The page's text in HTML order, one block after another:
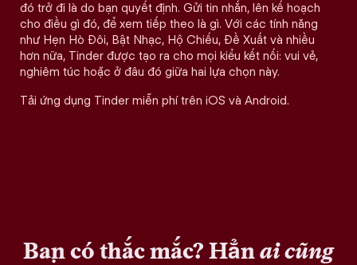
đó trở đi là do bạn quyết định. Gửi tin nhắn, lên kế hoạch
cho điều gì đó, để xem tiếp theo là gì. Với các tính năng
như Hẹn Hò Đôi, Bật Nhạc, Hộ Chiếu, Đề Xuất và nhiều
hơn nữa, Tinder được tạo ra cho mọi kiểu kết nối: vui vẻ,
nghiêm túc hoặc ở đâu đó giữa hai lựa chọn này.
Tải ứng dụng Tinder miễn phí trên iOS và Android.
Bạn có thắc mắc? Hẳnai cũng